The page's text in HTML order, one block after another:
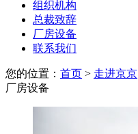
组织机构
总裁致辞
厂房设备
联系我们
您的位置： 首页 > 走进京京
厂房设备